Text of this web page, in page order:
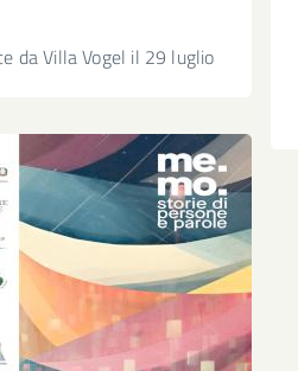
da Villa Vogel il 29 luglio